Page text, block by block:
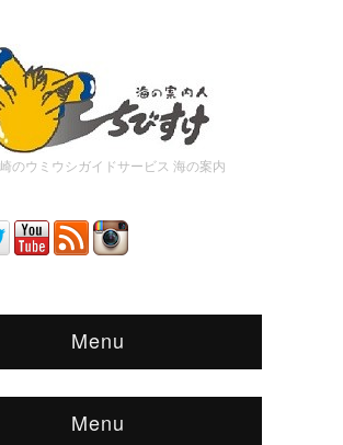
のウミウシガイドサービス 海の案内
Menu
Menu